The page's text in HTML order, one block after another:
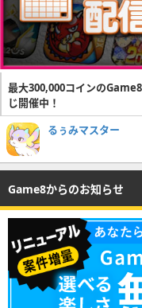
最大300,000コインの
じ開催中！
るぅみマスター
Game8からのお知らせ